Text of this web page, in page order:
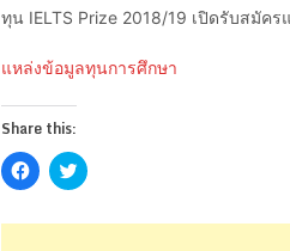
ทุน IELTS Prize 2018/19 เปิดรับสมัค
แหล่งข้อมูลทุนการศึกษา
Share this:
Click
to
Facebook
Click
to
Twitter